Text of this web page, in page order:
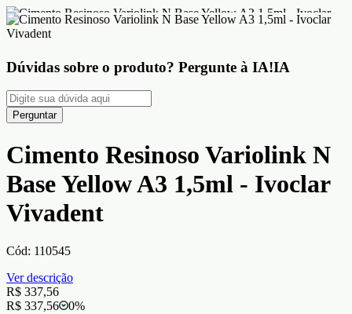
Dúvidas sobre o produto? Pergunte à IA!IA
Perguntar
Cimento Resinoso Variolink N
Base Yellow A3 1,5ml - Ivoclar
Vivadent
Cód: 110545
Ver descrição
R$ 337,56
R$ 337,56
0%